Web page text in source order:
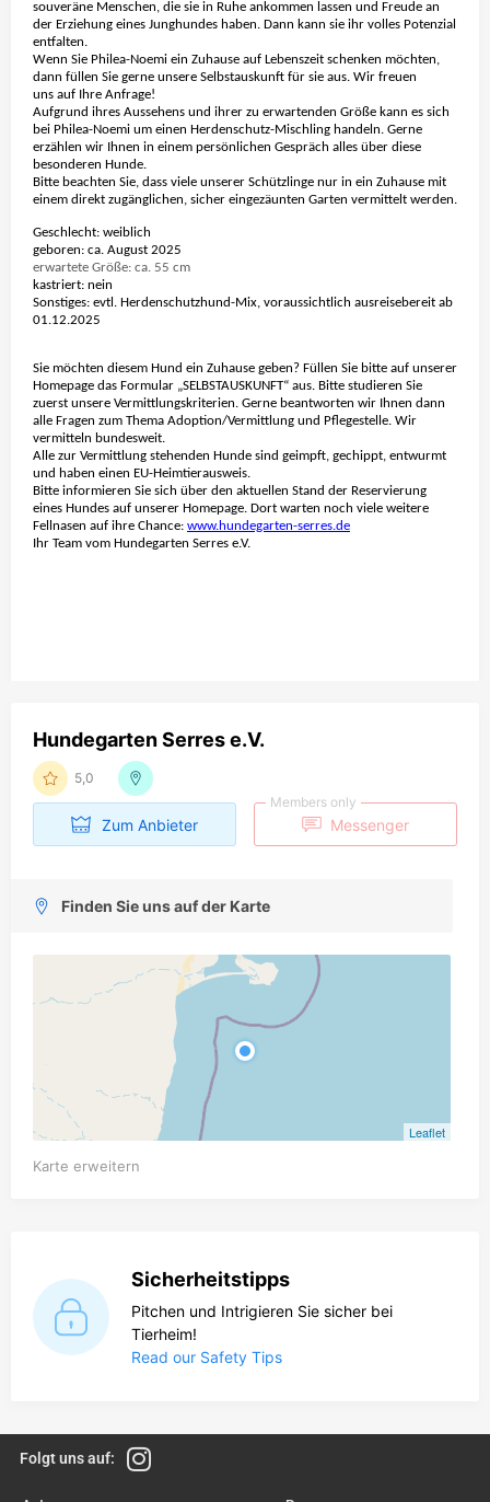
souveräne Menschen, die sie in Ruhe ankommen lassen und Freude an
der Erziehung eines Junghundes haben. Dann kann sie ihr volles Potenzial
entfalten.
Wenn Sie Philea-Noemi ein Zuhause auf Lebenszeit schenken möchten,
dann füllen Sie gerne unsere Selbstauskunft für sie aus. Wir freuen
uns auf Ihre Anfrage!
Aufgrund ihres Aussehens und ihrer zu erwartenden Größe kann es sich
bei Philea-Noemi um einen Herdenschutz-Mischling handeln. Gerne
erzählen wir Ihnen in einem persönlichen Gespräch alles über diese
besonderen Hunde.
Bitte beachten Sie, dass viele unserer Schützlinge nur in ein Zuhause mit
einem direkt zugänglichen, sicher eingezäunten Garten vermittelt werden.
Geschlecht: weiblich
geboren: ca. August 2025
erwartete Größe: ca. 55 cm
kastriert: nein
Sonstiges: evtl. Herdenschutzhund-Mix, voraussichtlich ausreisebereit ab
01.12.2025
Sie möchten diesem Hund ein Zuhause geben? Füllen Sie bitte auf unserer
Homepage das Formular „SELBSTAUSKUNFT“ aus. Bitte studieren Sie
zuerst unsere Vermittlungskriterien. Gerne beantworten wir Ihnen dann
alle Fragen zum Thema Adoption/Vermittlung und Pflegestelle. Wir
vermitteln bundesweit.
Alle zur Vermittlung stehenden Hunde sind geimpft, gechippt, entwurmt
und haben einen EU-Heimtierausweis.
Bitte informieren Sie sich über den aktuellen Stand der Reservierung
eines Hundes auf unserer Homepage. Dort warten noch viele weitere
Fellnasen auf ihre Chance: www.hundegarten-serres.de
Ihr Team vom Hundegarten Serres e.V.
Hundegarten Serres e.V.
5,0
Zum Anbieter
Members only
Messenger
Finden Sie uns auf der Karte
Leaflet
Karte erweitern
Sicherheitstipps
Pitchen und Intrigieren Sie sicher bei
Tierheim!
Read our Safety Tips
Folgt uns auf: